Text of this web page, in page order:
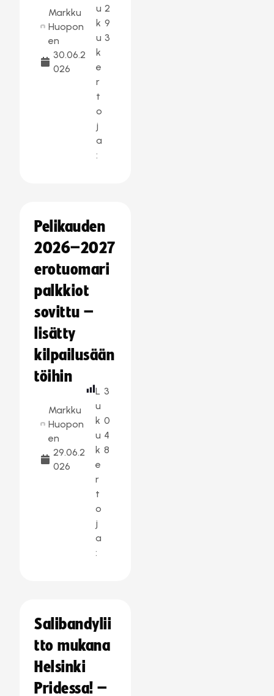
Markku
Huopon
en
30.06.2
026
u
k
u
k
e
r
t
o
j
a
:
2
9
3
Pelikauden
2026–2027
erotuomari
palkkiot
sovittu –
lisätty
kilpailusään
töihin
Markku
Huopon
en
29.06.2
026
L
u
k
u
k
e
r
t
o
j
a
:
3
0
4
8
Salibandylii
tto mukana
Helsinki
Pridessa! –